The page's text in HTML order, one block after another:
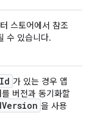
스토어에서 참조
수 있습니다.
Id 가 있는 경우 앱
버전과 동기화할
Version 을 사용